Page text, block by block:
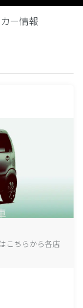
ー情報
こちらから各店